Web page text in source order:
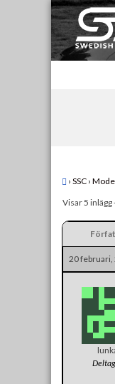
Skip
to
content
För oss
› SSC ›
Visar 5 inlägg
20 februari,